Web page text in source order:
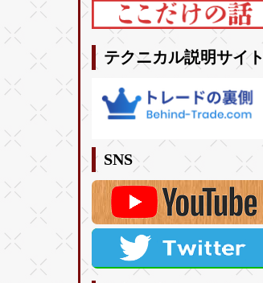
テクニカル説明サイト
SNS